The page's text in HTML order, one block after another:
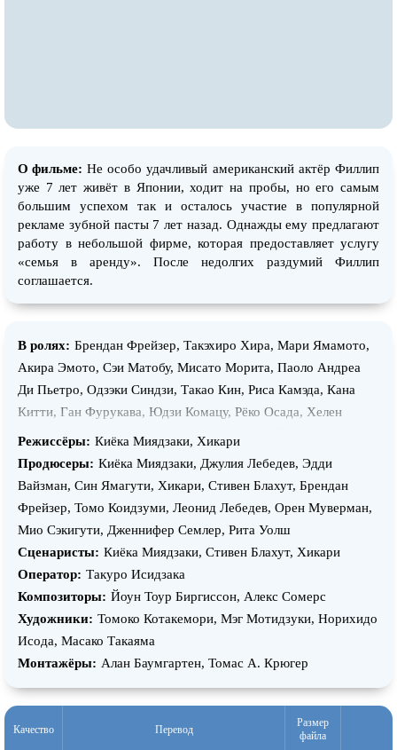
О фильме: Не особо удачливый американский актёр Филлип
уже 7 лет живёт в Японии, ходит на пробы, но его самым
большим успехом так и осталось участие в популярной
рекламе зубной пасты 7 лет назад. Однажды ему предлагают
работу в небольшой фирме, которая предоставляет услугу
«семья в аренду». После недолгих раздумий Филлип
соглашается.
В ролях: Брендан Фрейзер, Такэхиро Хира, Мари Ямамото,
Акира Эмото, Сэи Матобу, Мисато Морита, Паоло Андреа
Ди Пьетро, Одзэки Синдзи, Такао Кин, Риса Камэда, Кана
Китти, Ган Фурукава, Юдзи Комацу, Рёко Осада, Хелен
Сэдлер, Каору Мидзуки, Сёхэи Уно, Кэйдзи Ямасита, Фумия
Кимура, Юки Кимура, Цутому Осабэ, Рэи Юкинага, Даикити
Сугавара, Хидэко Хара, Нанами Каваками, Тамаэ Андо, Кан
Кобаяси, Юка Итая, Хината Каидзу, Масаюки Сида, Масаё
Умэдзава, Соускэ Ёсида, Рикуто Исидзука, Киёко Нисимура,
Ёко Ядзава, Маю Одзава, Масанори Ивасаки, Мисудзу Канно,
Хиро Уэно, Томо Кавагути, Масакадзу Сайга, Рюта Кимура,
Моэко Кояма, Сизар Мирамонтес, Нихи
Режиссёры: Киёка Миядзаки, Хикари
Продюсеры: Киёка Миядзаки, Джулия Лебедев, Эдди
Вайзман, Син Ямагути, Хикари, Стивен Блахут, Брендан
Фрейзер, Томо Коидзуми, Леонид Лебедев, Орен Муверман,
Мио Сэкигути, Дженнифер Семлер, Рита Уолш
Сценаристы: Киёка Миядзаки, Стивен Блахут, Хикари
Оператор: Такуро Исидзака
Композиторы: Йоун Тоур Биргиссон, Алекс Сомерс
Художники: Томоко Котакемори, Мэг Мотидзуки, Норихидо
Исода, Масако Такаяма
Монтажёры: Алан Баумгартен, Томас А. Крюгер
Качество Перевод
Размер
файла